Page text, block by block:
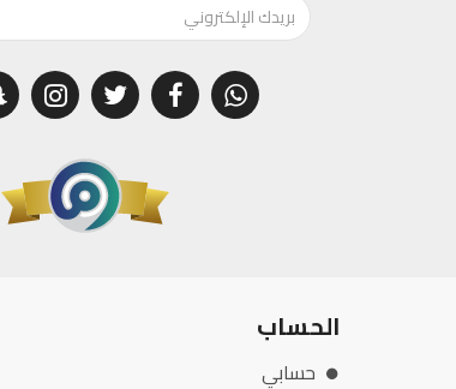
الحساب
حسابي